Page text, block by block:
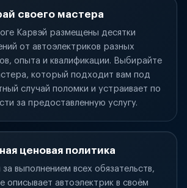
своего мастера
Карвэй размещены десятки
от автоэлектриков разных
опыта и квалификации. Выбирайте
который подходит вам под
случай поломки и устраивает по
за предоставленную услугу.
ценовая политика
выполнением всех обязательств,
описывает автоэлектрик в своём